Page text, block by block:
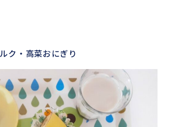
・高菜おにぎり